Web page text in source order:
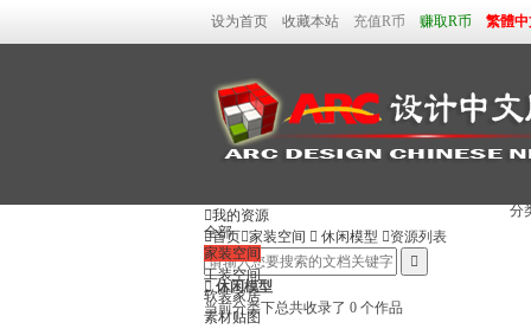
设为首页 收藏本站 充值R币 赚取R币 繁體中
我的资源
首页家装空间  休闲模型 资源列表

休闲模型
当前分类下总共收录了 0 个作品
分
全部
家装空间
工装空间
软装家居
素材贴图